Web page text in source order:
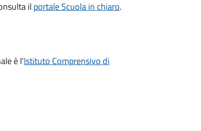
il portale Scuola in chiaro.
è l'Istituto Comprensivo di